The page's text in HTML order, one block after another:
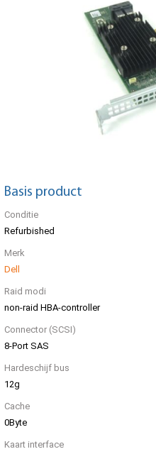
Basis product
Conditie
Refurbished
Merk
Dell
Raid modi
non-raid HBA-controller
Connector (SCSI)
8-Port SAS
Hardeschijf bus
12g
Cache
0Byte
Kaart interface